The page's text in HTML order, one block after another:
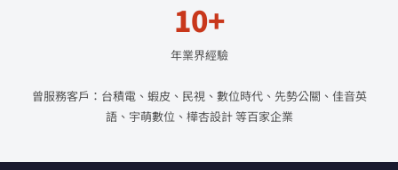
10+
年業界經驗
曾服務客戶：台積電、蝦皮、民視、數位時代、先勢公關、佳音英
語、宇萌數位、樺杏設計 等百家企業